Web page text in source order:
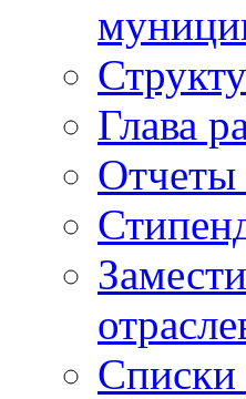
Глава
Отчеты
Списки